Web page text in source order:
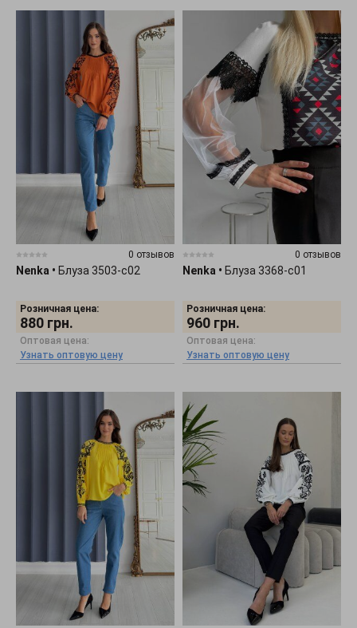
0 отзывов
Nenka • Блуза 3503-c02
Розничная цена:
880 грн.
Оптовая цена:
Узнать оптовую цену
0 отзывов
Nenka • Блуза 3368-c01
Розничная цена:
960 грн.
Оптовая цена:
Узнать оптовую цену